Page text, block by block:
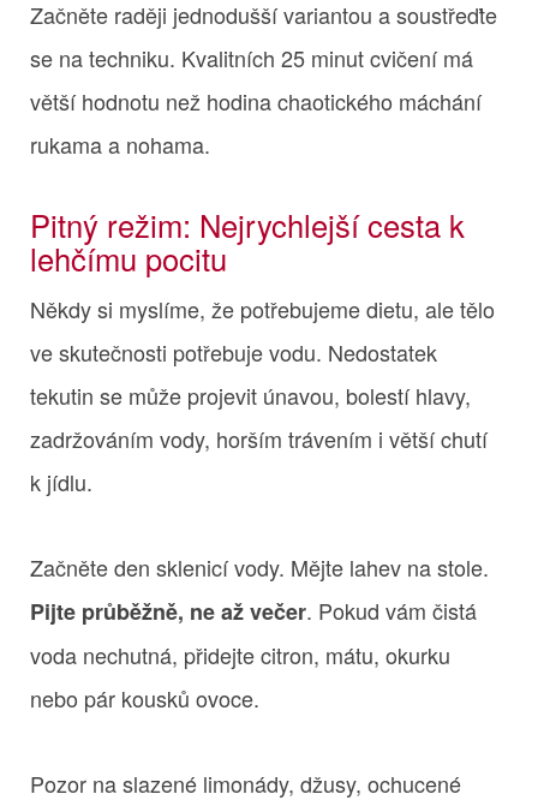
Začněte raději jednodušší variantou a soustřeďte
se na techniku. Kvalitních 25 minut cvičení má
větší hodnotu než hodina chaotického máchání
rukama a nohama.
Pitný režim: Nejrychlejší cesta k
lehčímu pocitu
Někdy si myslíme, že potřebujeme dietu, ale tělo
ve skutečnosti potřebuje vodu. Nedostatek
tekutin se může projevit únavou, bolestí hlavy,
zadržováním vody, horším trávením i větší chutí
k jídlu.
Začněte den sklenicí vody. Mějte lahev na stole.
Pijte průběžně, ne až večer. Pokud vám čistá
voda nechutná, přidejte citron, mátu, okurku
nebo pár kousků ovoce.
Pozor na slazené limonády, džusy, ochucené